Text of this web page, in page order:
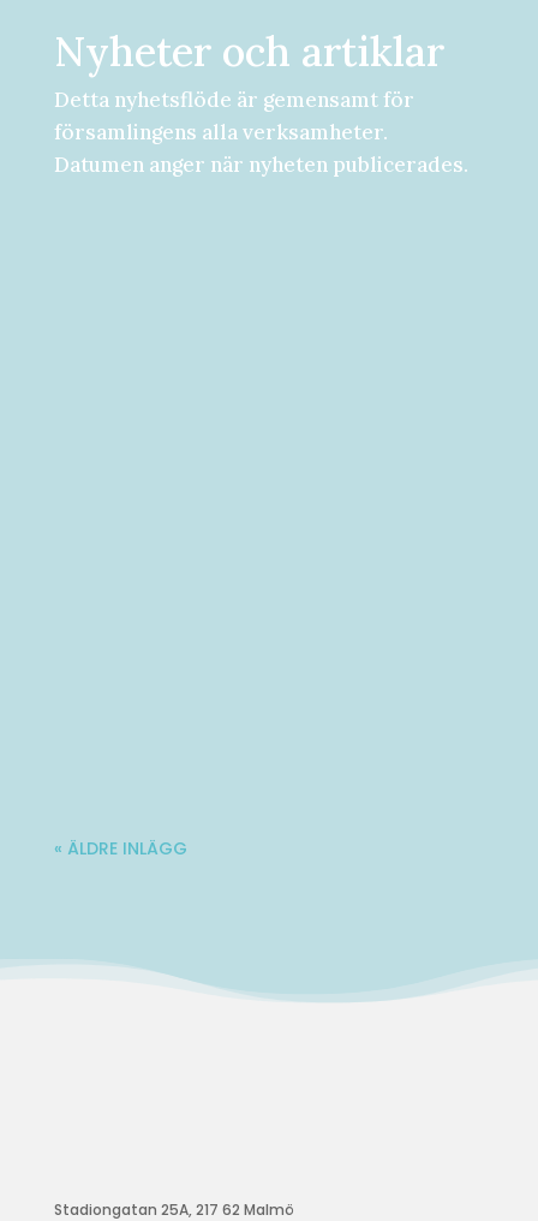
Nyheter och artiklar
Detta nyhetsflöde är gemensamt för
församlingens alla verksamheter.
Datumen anger när nyheten publicerades.
« ÄLDRE INLÄGG
Stadiongatan 25A, 217 62 Malmö